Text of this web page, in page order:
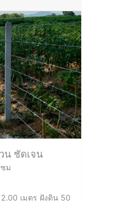
น ชัดเจน
ม
เมตร ฝังดิน 50